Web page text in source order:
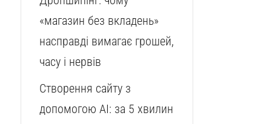
«магазин без вкладень»
насправді вимагає грошей,
часу і нервів
Створення сайту з
допомогою AI: за 5 хвилин